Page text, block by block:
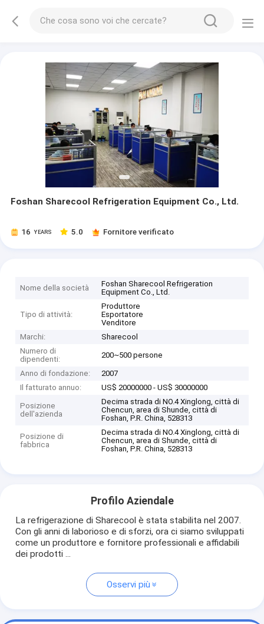
Foshan Sharecool Refrigeration Equipment Co., Ltd.
16 YEARS 5.0 Fornitore verificato
Nome della società
Foshan Sharecool Refrigeration
Equipment Co., Ltd.
Tipo di attività:
Produttore
Esportatore
Venditore
Marchi:
Sharecool
Numero di
dipendenti:
200~500 persone
Anno di fondazione:
2007
Il fatturato annuo:
US$ 20000000 - US$ 30000000
Posizione
dell'azienda
Decima strada di NO.4 Xinglong, città di
Chencun, area di Shunde, città di
Foshan, P.R. China, 528313
Posizione di
fabbrica
Decima strada di NO.4 Xinglong, città di
Chencun, area di Shunde, città di
Foshan, P.R. China, 528313
Profilo Aziendale
La refrigerazione di Sharecool è stata stabilita nel 2007.
Con gli anni di laborioso e di sforzi, ora ci siamo sviluppati
come un produttore e fornitore professionali e affidabili
dei prodotti ...
Osservi più